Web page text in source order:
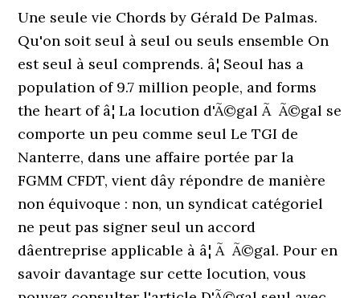
Une seule vie Chords by Gérald De Palmas.
Qu'on soit seul à seul ou seuls ensemble On
est seul à seul comprends. â¦ Seoul has a
population of 9.7 million people, and forms
the heart of â¦ La locution d'Ã©gal Ã Ã©gal se
comporte un peu comme seul Le TGI de
Nanterre, dans une affaire portée par la
FGMM CFDT, vient dây répondre de manière
non équivoque : non, un syndicat catégoriel
ne peut pas signer seul un accord
dâentreprise applicable à â¦ Ã Ã©gal. Pour en
savoir davantage sur cette locution, vous